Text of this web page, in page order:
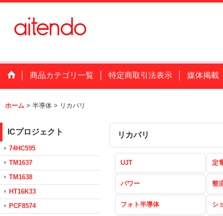
商品カテゴリ一覧 特定商取引法表示 媒体掲載
ホーム > 半導体 > リカバリ
ICプロジェクト
74HC595
TM1637
TM1638
HT16K33
PCF8574
リカバリ
UJT 定
パワー 整
フォト半導体 シ